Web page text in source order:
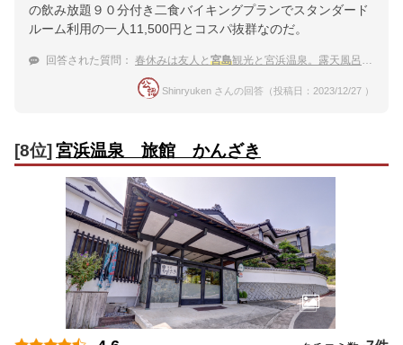
の飲み放題９０分付き二食バイキングプランでスタンダード
ルーム利用の一人11,500円とコスパ抜群なのだ。
回答された質問： 春休みは友人と 宮島観光と宮浜温泉。露天風呂と美味しい食事を堪能したい！
Shinryuken さんの回答（投稿日：2023/12/27 ）
[8位] 宮浜温泉 旅館 かんざき